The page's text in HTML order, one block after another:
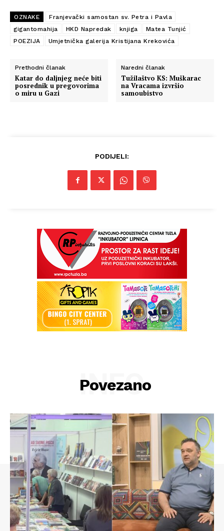
OZNAKE
Franjevački samostan sv. Petra i Pavla
gigantomahija
HKD Napredak knjiga
Matea Tunjić
POEZIJA
Umjetnička galerija Kristijana Krekovića
Prethodni članak
Katar do daljnjeg neće biti
posrednik u pregovorima
o miru u Gazi
Naredni članak
Tužilaštvo KS: Muškarac
na Vracama izvršio
samoubistvo
PODIJELI:
Povezano
INFO